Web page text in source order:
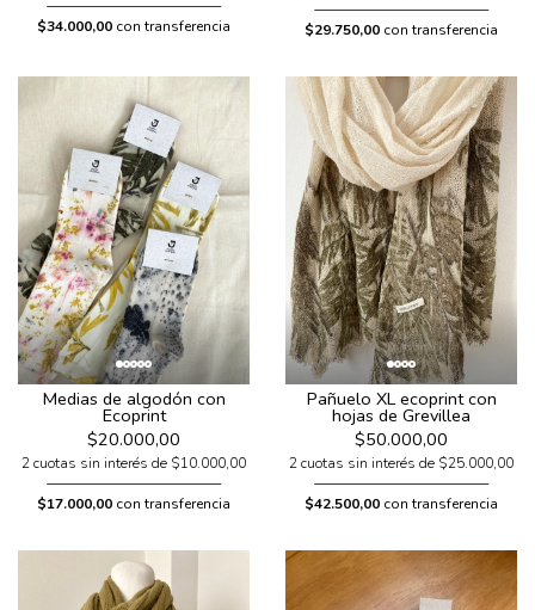
$34.000,00 con transferencia $29.750,00 con transferencia
Medias de algodón con
Ecoprint
$20.000,00
2 cuotas sin interés de $10.000,00
$17.000,00 con transferencia
Pañuelo XL ecoprint con
hojas de Grevillea
$50.000,00
2 cuotas sin interés de $25.000,00
$42.500,00 con transferencia